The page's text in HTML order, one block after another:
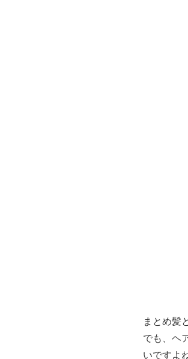
まとめ髪
でも、ヘ
いですよ